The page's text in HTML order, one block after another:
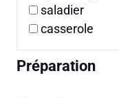
saladier
casserole
Préparation